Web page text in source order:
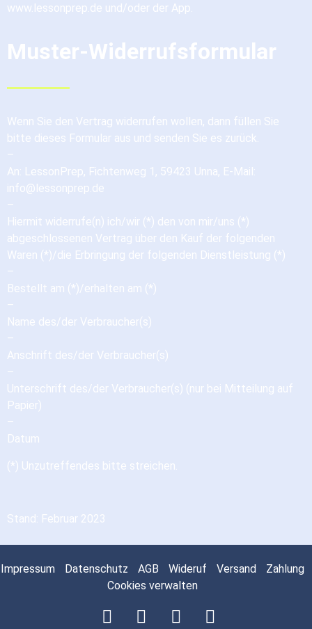
www.lessonprep.de und/oder der App.
Muster-Widerrufsformular
Wenn Sie den Vertrag widerrufen wollen, dann füllen Sie
bitte dieses Formular aus und senden Sie es zurück.
–
An: LessonPrep, Fichtenweg 1, 59423 Unna, E-Mail:
info@lessonprep.de
–
Hiermit widerrufe(n) ich/wir (*) den von mir/uns (*)
abgeschlossenen Vertrag über den Kauf der folgenden
Waren (*)/die Erbringung der folgenden Dienstleistung (*)
–
Bestellt am (*)/erhalten am (*)
–
Name des/der Verbraucher(s)
–
Anschrift des/der Verbraucher(s)
–
Unterschrift des/der Verbraucher(s) (nur bei Mitteilung auf
Papier)
–
Datum
(*) Unzutreffendes bitte streichen.
Stand: Februar 2023
Impressum Datenschutz AGB Wideruf Versand
Zahlung
Cookies verwalten